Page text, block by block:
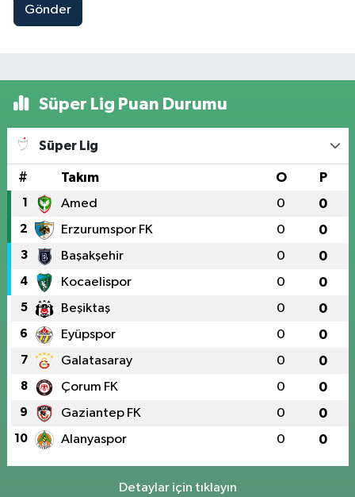
Gönder
Süper Lig Puan Durumu
Süper Lig
# Takım O P
1 Amed 0 0
2 Erzurumspor FK 0 0
3 Başakşehir 0 0
4 Kocaelispor 0 0
5 Beşiktaş 0 0
6 Eyüpspor 0 0
7 Galatasaray 0 0
8 Çorum FK 0 0
9 Gaziantep FK 0 0
10 Alanyaspor 0 0
Detaylar için tıklayın